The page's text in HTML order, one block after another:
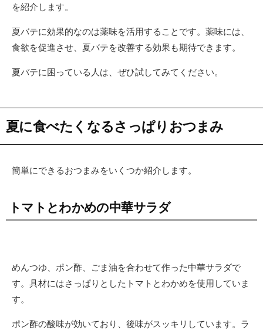
を紹介します。
夏バテに効果的なのは薬味を活用することです。薬味には、
食欲を促進させ、夏バテを改善する効果も期待できます。
夏バテに困っている人は、ぜひ試してみてください。
夏に食べたくなるさっぱりおつまみ
簡単にできるおつまみをいくつか紹介します。
トマトとわかめの中華サラダ
めんつゆ、ポン酢、ごま油を合わせて作った中華サラダで
す。具材にはさっぱりとしたトマトとわかめを使用していま
す。
ポン酢の酸味が効いており、後味がスッキリしています。ラ